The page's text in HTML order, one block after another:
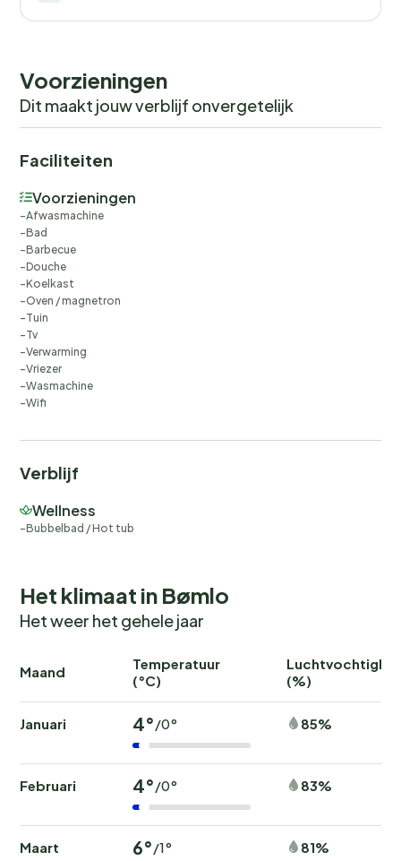
Parken am Haus möglich.
Voorzieningen
Dit maakt jouw verblijf onvergetelijk
Faciliteiten
Voorzieningen
Afwasmachine
Bad
Barbecue
Douche
Koelkast
Oven / magnetron
Tuin
Tv
Verwarming
Vriezer
Wasmachine
Wifi
Verblijf
Wellness
Bubbelbad / Hot tub
Het klimaat in Bømlo
Het weer het gehele jaar
Maand
Temperatuur
(°C)
(%)
Januari 4°/0° 85%
Februari 4°/0° 83%
Maart 6°/1° 81%